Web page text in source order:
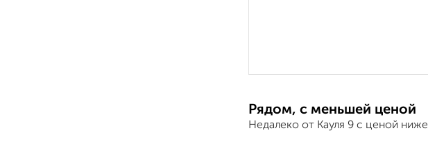
Рядом, с меньшей ценой
Недалеко от Кауля 9 с ценой ниже